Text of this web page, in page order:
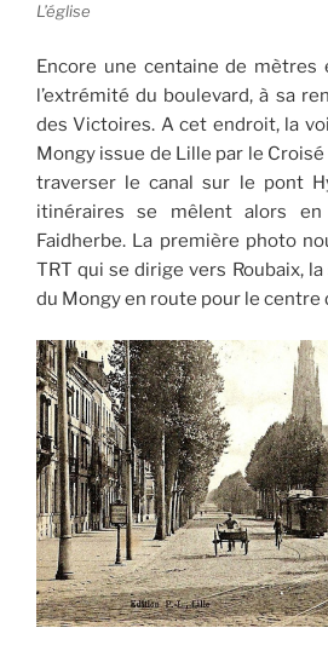
L’église
Encore une centaine de mètres
l’extrémité du boulevard, à sa
des Victoires. A cet endroit, la
Mongy issue de Lille par le
traverser le canal sur le pont
itinéraires se mêlent alors
Faidherbe. La première photo
TRT qui se dirige vers Roubaix,
du Mongy en route pour le centre